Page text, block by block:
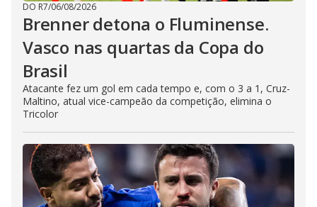
DO R7/06/08/2026
Brenner detona o Fluminense.
Vasco nas quartas da Copa do
Brasil
Atacante fez um gol em cada tempo e, com o 3 a 1, Cruz-
Maltino, atual vice-campeão da competição, elimina o
Tricolor